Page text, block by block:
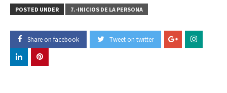
POSTED UNDER 7.-INICIOS DE LA PERSONA
Share on facebook Tweet on twitter